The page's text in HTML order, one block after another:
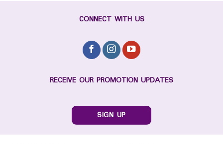
CONNECT WITH US
RECEIVE OUR PROMOTION UPDATES
SIGN UP